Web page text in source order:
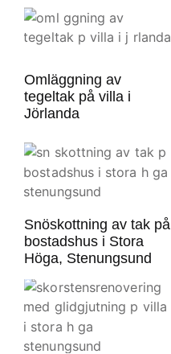
Omläggning av
tegeltak på villa i
Jörlanda
Snöskottning av tak på
bostadshus i Stora
Höga, Stenungsund